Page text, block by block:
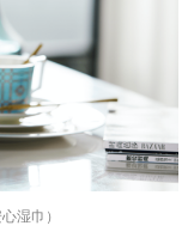
湿巾）